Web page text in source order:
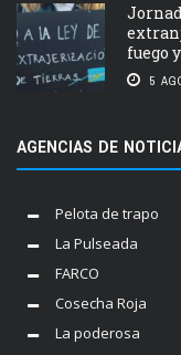
fuego
5
AGENCIAS DE
Pelota de trapo
La Pulseada
FARCO
Cosecha Roja
La poderosa